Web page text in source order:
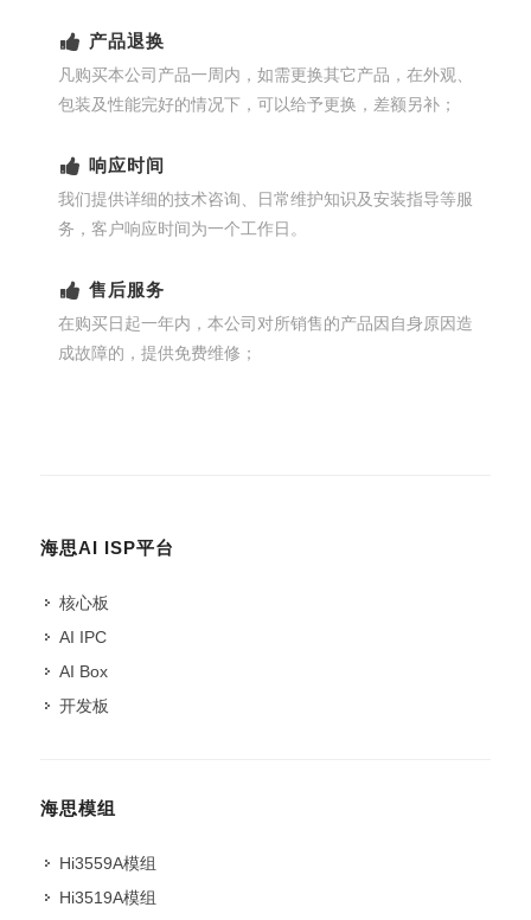
产品退换
凡购买本公司产品一周内，如需更换其它产品，在外观、
包装及性能完好的情况下，可以给予更换，差额另补；
响应时间
我们提供详细的技术咨询、日常维护知识及安装指导等服
务，客户响应时间为一个工作日。
售后服务
在购买日起一年内，本公司对所销售的产品因自身原因造
成故障的，提供免费维修；
海思AI ISP平台
核心板
AI IPC
AI Box
开发板
海思模组
Hi3559A模组
Hi3519A模组